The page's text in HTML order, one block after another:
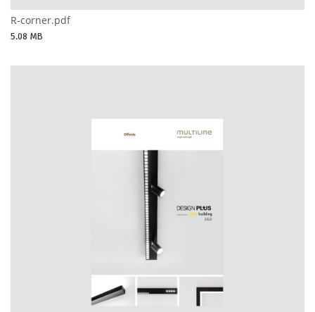
R-corner.pdf
5.08 MB